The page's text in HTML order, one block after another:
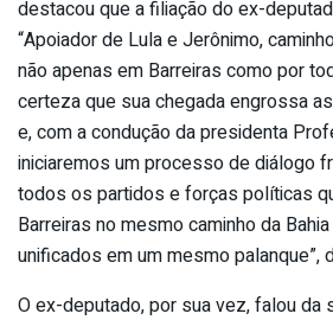
destacou que a filiação do ex-
“Apoiador de Lula e Jerônimo,
não apenas em Barreiras como por
certeza que sua chegada engrossa
e, com a condução da presidenta
iniciaremos um processo de diálogo
todos os partidos e forças políticas
Barreiras no mesmo caminho da
unificados em um mesmo palanque”,
O ex-deputado, por sua vez, falou da